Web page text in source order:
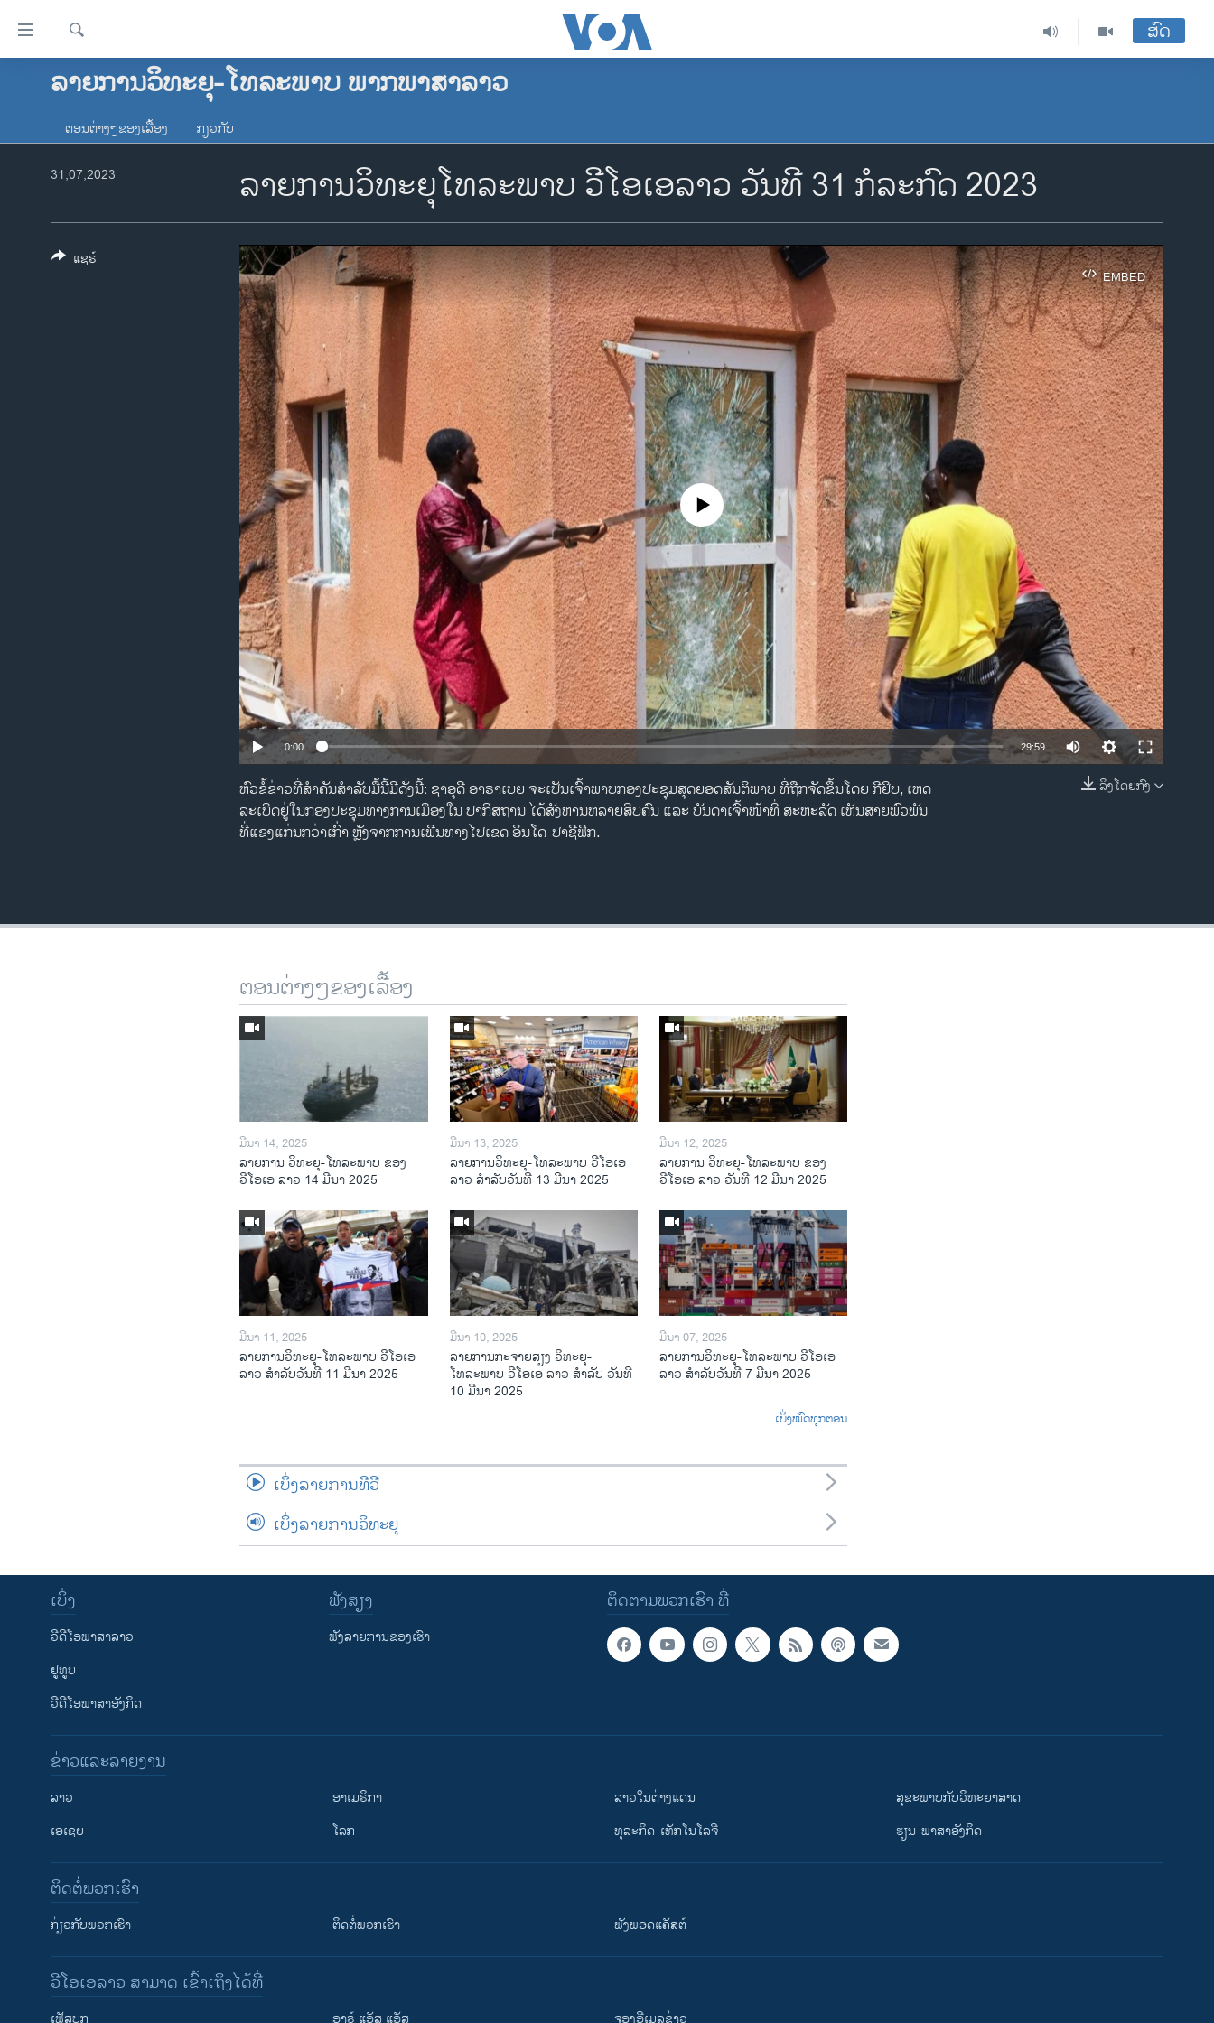
ລິ້ງ
ສຳຫລັບ
ຂ້າມ
ໂຮມເພຈ
ອາເມຣິກາ
ການເລືອກຕັ້ງ ປະທານາທີບໍດີ ສະຫະລັດ
ຂ່າວ​ຈີນ
ສົດ
ລາຍການວິທະຍຸ-ໂທລະພາບ ພາກພາສາລາວ
ຕອນຕ່າງໆຂອງເລື້ອງ ກ່ຽວກັບ
ລາຍການວິ​ທະ​ຍຸ​ໂທ​ລະ​ພາບ ວີ​ໂອ​ເອ​ລາວ ວັນ​ທີ 31 ກໍ​ລະ​ກົດ 2023
31,07,2023
EMBED
EMBED
No media source currently available
0:00 29:59
ລິງໂດຍກົງ
ຫົວຂໍ້ຂ່າວທີ່ສຳຄັນສຳລັບມື້ນີ້ມີດັ່ງນີ້: ຊາອຸດີ ອາຣາເບຍ ຈະເປັນເຈົ້າພາບກອງປະຊຸມສຸດຍອດສັນຕິພາບ ທີ່ຖືກຈັດຂຶ້ນໂດຍ ກີຢິບ, ເຫດ
ລະເບີດຢູ່ໃນກອງປະຊຸມທາງການເມືອງໃນ ປາກິສຖານ ໄດ້ສັງຫານຫລາຍສິບຄົນ ແລະ ບັນດາເຈົ້າໜ້າທີ່ ສະຫະລັດ ເຫັນສາຍພົວພັນ
ທີ່ແຂງແກ່ນກວ່າເກົ່າ ຫຼັງຈາກການເພີນທາງໄປເຂດ ອິນໂດ-ປາຊີຟິກ.
ແຊຣ໌
ຕອນຕ່າງໆຂອງເລື້ອງ
ມີນາ 14, 2025
ລາຍການ ວິທະຍຸ-ໂທລະພາບ ຂອງ
ວີໂອເອ ລາວ 14 ມີນາ 2025
ມີນາ 13, 2025
ລາຍການວິ​ທະ​ຍຸ-ໂທ​ລະ​ພາບ ວີໂອເອ
ລາວ ສຳ​ລັບ​ວັນ​ທີ 13 ມີ​ນາ 2025
ມີນາ 12, 2025
ລາຍການ ວິທະຍຸ-ໂທລະພາບ ຂອງ
ວີໂອເອ ລາວ ວັນທີ 12 ມີນາ 2025
ມີນາ 11, 2025
ລາຍການວິ​ທະ​ຍຸ-ໂທ​ລະ​ພາບ ວີໂອເອ
ລາວ ສຳ​ລັບ​ວັນ​ທີ 11 ມີ​ນາ 2025
ມີນາ 10, 2025
ລາຍການກະຈາຍສຽງ ວິທະຍຸ-
ໂທລະພາບ ວີໂອເອ ລາວ ສຳລັບ ວັນທີ
10 ມີນາ 2025
ມີນາ 07, 2025
ລາຍການ​ວິ​ທະ​ຍ​ຸ-ໂທ​ລະ​ພາບ ວີໂອເອ
ລາວ ສຳ​ລັບ​ວັນ​ທີ 7 ມີ​ນາ 2025
ເບິ່ງໝົດທຸກຕອນ
ເບິ່ງລາຍການທີວີ
ເບິ່ງລາຍການວິທະຍຸ
ຕິດຕາມພວກເຮົາ ທີ່
ເບິ່ງ
ວີດີໂອພາສາລາວ
ຢູທູບ
ວີດີໂອພາສາອັງກິດ
ຟັງສຽງ
ຟັງລາຍການຂອງເຮົາ
ຂ່າວແລະລາຍງານ
ລາວ
ເອເຊຍ
ອາເມຣິກາ
ໂລກ
ລາວໃນຕ່າງແດນ
ທຸລະກິດ-ເທັກໂນໂລຈີ
ສຸຂະພາບກັບວິທະຍາສາດ
ຮຽນ-ພາສາອັງກິດ
ຕິດຕໍ່ພວກເຮົາ
ກ່ຽວກັບພວກເຮົາ ຕິດຕໍ່ພວກເຮົາ ຟັງພອດແຄັສຕ໌
ວີໂອເອລາວ ສາມາດ ເຂົ້າເຖິງໄດ້ທີ່
ເຟັສບຸກ ອາຣ໌ ແອັສ ແອັສ ຈອງອີເມລຂ່າວ